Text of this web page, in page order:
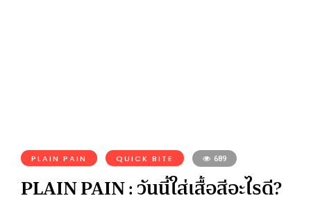
PLAIN PAIN QUICK BITE 689
PLAIN PAIN : วันนี้ใส่เสื้อสีอะไรดี?